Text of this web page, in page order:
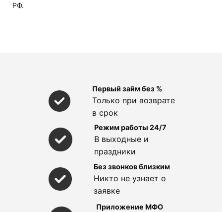
РФ.
Первый займ без %
Только при возврате
в срок
Режим работы 24/7
В выходные и
праздники
Без звонков близким
Никто не узнает о
заявке
Приложение МФО